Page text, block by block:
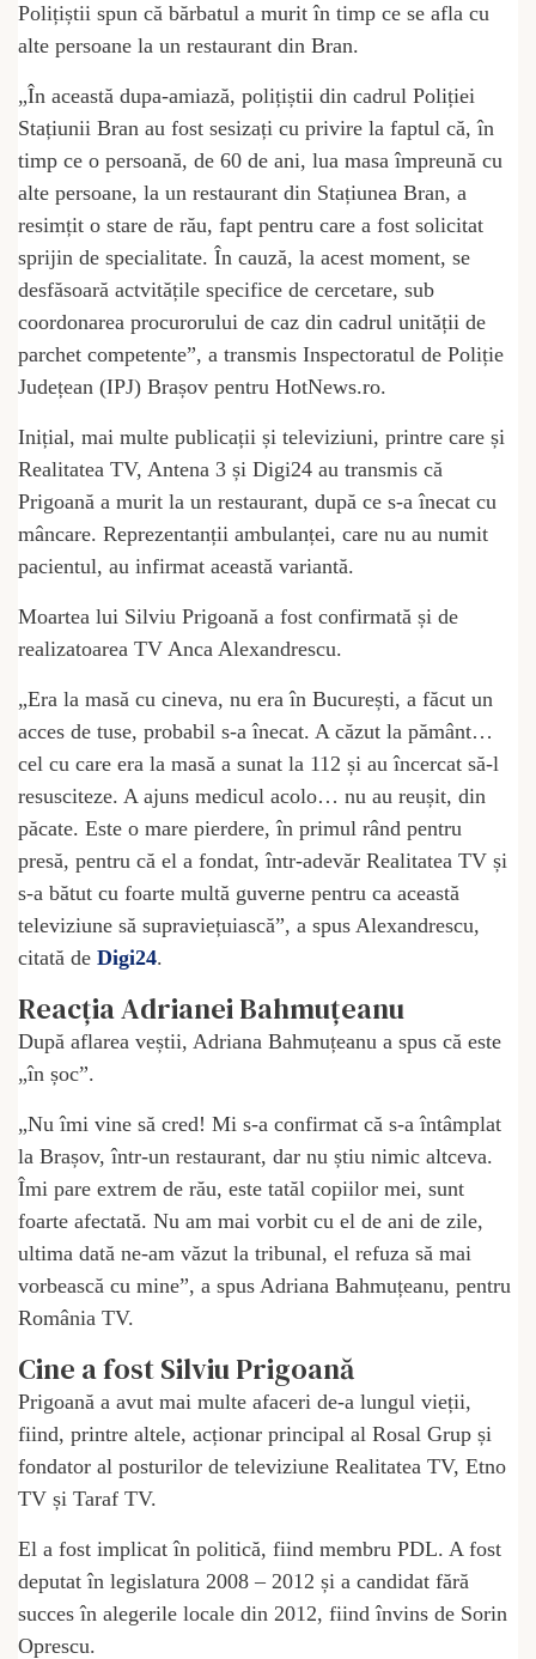
Polițiștii spun că bărbatul a murit în timp ce se afla cu
alte persoane la un restaurant din Bran.
„În această dupa-amiază, polițiștii din cadrul Poliției
Stațiunii Bran au fost sesizați cu privire la faptul că, în
timp ce o persoană, de 60 de ani, lua masa împreună cu
alte persoane, la un restaurant din Stațiunea Bran, a
resimțit o stare de rău, fapt pentru care a fost solicitat
sprijin de specialitate. În cauză, la acest moment, se
desfăsoară actvitățile specifice de cercetare, sub
coordonarea procurorului de caz din cadrul unității de
parchet competente”, a transmis Inspectoratul de Poliție
Județean (IPJ) Brașov pentru HotNews.ro.
Inițial, mai multe publicații și televiziuni, printre care și
Realitatea TV, Antena 3 și Digi24 au transmis că
Prigoană a murit la un restaurant, după ce s-a înecat cu
mâncare. Reprezentanții ambulanței, care nu au numit
pacientul, au infirmat această variantă.
Moartea lui Silviu Prigoană a fost confirmată și de
realizatoarea TV Anca Alexandrescu.
„Era la masă cu cineva, nu era în București, a făcut un
acces de tuse, probabil s-a înecat. A căzut la pământ…
cel cu care era la masă a sunat la 112 și au încercat să-l
resusciteze. A ajuns medicul acolo… nu au reușit, din
păcate. Este o mare pierdere, în primul rând pentru
presă, pentru că el a fondat, într-adevăr Realitatea TV și
s-a bătut cu foarte multă guverne pentru ca această
televiziune să supraviețuiască”, a spus Alexandrescu,
citată de Digi24.
Reacția Adrianei Bahmuțeanu
După aflarea veștii, Adriana Bahmuțeanu a spus că este
„în șoc”.
„Nu îmi vine să cred! Mi s-a confirmat că s-a întâmplat
la Brașov, într-un restaurant, dar nu știu nimic altceva.
Îmi pare extrem de rău, este tatăl copiilor mei, sunt
foarte afectată. Nu am mai vorbit cu el de ani de zile,
ultima dată ne-am văzut la tribunal, el refuza să mai
vorbească cu mine”, a spus Adriana Bahmuțeanu, pentru
România TV.
Cine a fost Silviu Prigoană
Prigoană a avut mai multe afaceri de-a lungul vieții,
fiind, printre altele, acționar principal al Rosal Grup și
fondator al posturilor de televiziune Realitatea TV, Etno
TV și Taraf TV.
El a fost implicat în politică, fiind membru PDL. A fost
deputat în legislatura 2008 – 2012 și a candidat fără
succes în alegerile locale din 2012, fiind învins de Sorin
Oprescu.